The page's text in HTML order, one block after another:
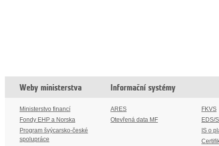
Weby ministerstva
Ministerstvo financí
Fondy EHP a Norska
Program švýcarsko-české
spolupráce
Informační systémy
ARES
Otevřená data MF
FKVS
EDS/
IS o